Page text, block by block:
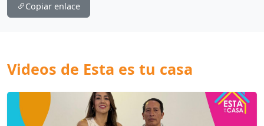
Copiar enlace
Videos de Esta es tu casa